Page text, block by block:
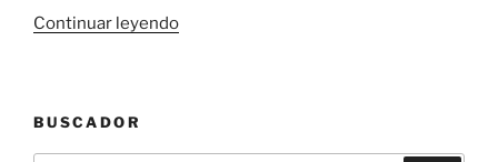
Continuar leyendo«Se
a
BUSCADOR